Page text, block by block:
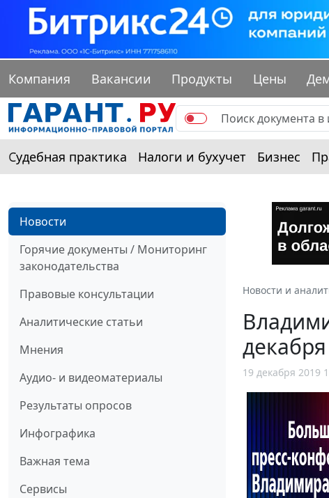
Компания Вакансии Продукты Цены
Судебная практика Налоги и бухучет Бизнес
Новости
Горячие документы / Мониторинг
законодательства
Правовые консультации
Аналитические статьи
Мнения
Аудио- и видеоматериалы
Результаты опросов
Инфографика
Важная тема
Сервисы
Новости и
декабря
19 декабря 2019